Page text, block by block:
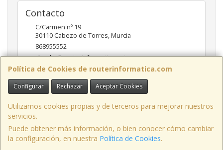
Política de Cookies de routerinformatica.com
Configurar Rechazar Aceptar Cookies
Utilizamos cookies propias y de terceros para mejorar nuestros
servicios.
Puede obtener más información, o bien conocer cómo cambiar
la configuración, en nuestra Política de Cookies.
Contacto
C/Carmen nº 19
30110 Cabezo de Torres,Murcia
868955552
claudio@routerinformatica.net
Horario
Lunes a Viernes de 9:00 - 13:45 y 17:00 - 20:30
, , , , España. - C.I.F.: B73740227 - Tfno: